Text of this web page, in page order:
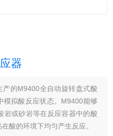
器
产的M9400全自动旋转盘式酸
模拟酸反应状态。M9400能够
岩或砂岩等在反应容器中的酸
酸的环境下均匀产生反应。